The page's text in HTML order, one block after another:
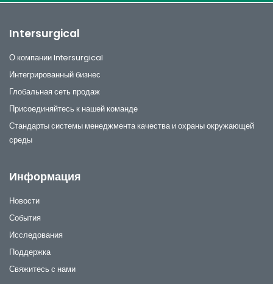
Intersurgical
О компании Intersurgical
Интегрированный бизнес
Глобальная сеть продаж
Присоединяйтесь к нашей команде
Стандарты системы менеджмента качества и охраны окружающей
среды
Информация
Новости
События
Исследования
Поддержка
Свяжитесь с нами